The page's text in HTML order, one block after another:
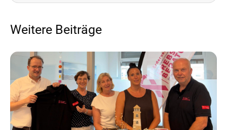
Weitere Beiträge